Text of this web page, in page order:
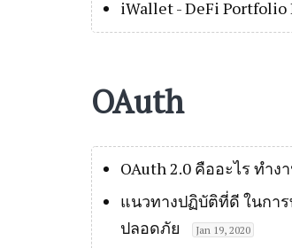
iWallet - DeFi Portfolio
OAuth
OAuth 2.0 คืออะไร ทำง
แนวทางปฏิบัติที่ดี ในการ
ปลอดภัย
Jan 19, 2020